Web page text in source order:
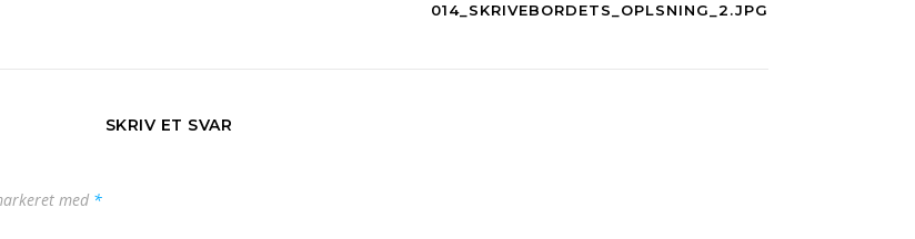
014_SKRIVEBORDETS_OPLSNING_2.JPG
SKRIV ET SVAR
med *